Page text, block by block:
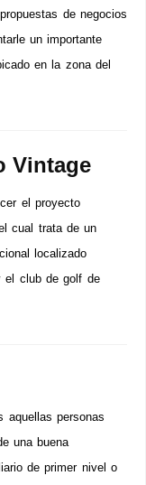
de negocios
un importante
en la zona del
Vintage
el proyecto
cual trata de un
localizado
el club de golf de
aquellas personas
una buena
de primer nivel o